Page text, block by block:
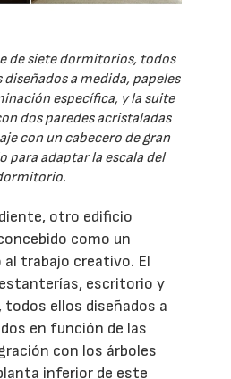
de siete dormitorios, todos
a medida, papeles
específica, y la suite
dos paredes acristaladas
con un cabecero de gran
para adaptar la escala del
otro edificio
como un
trabajo creativo. El
escritorio y
todos ellos diseñados a
en función de las
con los árboles
inferior de este